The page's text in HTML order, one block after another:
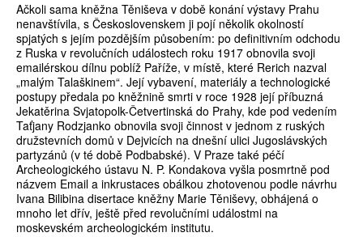
Ačkoli sama kněžna Těniševa v době konání výstavy Prahu
nenavštívila, s Československem ji pojí několik okolností
spjatých s jejím pozdějším působením: po definitivním odchodu
z Ruska v revolučních událostech roku 1917 obnovila svoji
emailérskou dílnu poblíž Paříže, v místě, které Rerich nazval
„malým Talaškinem“. Její vybavení, materiály a technologické
postupy předala po kněžnině smrti v roce 1928 její příbuzná
Jekatěrina Svjatopolk-Četvertinská do Prahy, kde pod vedením
Taťjany Rodzjanko obnovila svoji činnost v jednom z ruských
družstevních domů v Dejvicích na dnešní ulici Jugoslávských
partyzánů (v té době Podbabské). V Praze také péčí
Archeologického ústavu N. P. Kondakova vyšla posmrtně pod
názvem Email a inkrustaces obálkou zhotovenou podle návrhu
Ivana Bilibina disertace kněžny Marie Těniševy, obhájená o
mnoho let dřív, ještě před revolučními událostmi na
moskevském archeologickém institutu.